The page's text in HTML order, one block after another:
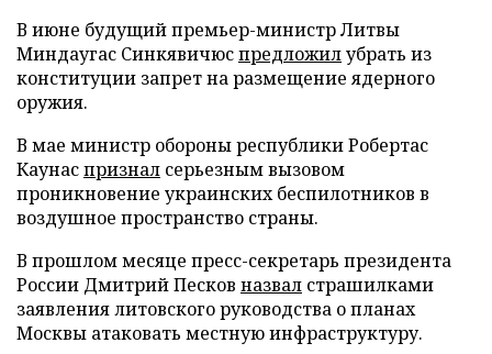
В июне будущий премьер-министр Литвы
Миндаугас Синкявичюспредложилубрать из
конституции запрет на размещение ядерного
оружия.
В мае министр обороны республики Робертас
Каунаспризнал серьезным вызовом
проникновение украинских беспилотников в
воздушное пространство страны.
В прошлом месяце пресс-секретарь президента
России Дмитрий Песков назвал страшилками
заявления литовского руководства о планах
Москвы атаковать местную инфраструктуру.